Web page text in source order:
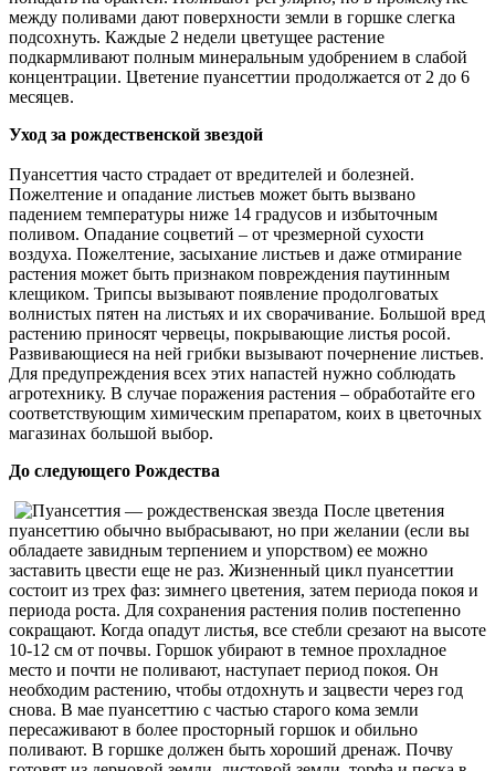
между поливами дают поверхности земли в горшке слегка
подсохнуть. Каждые 2 недели цветущее растение
подкармливают полным минеральным удобрением в слабой
концентрации. Цветение пуансеттии продолжается от 2 до 6
месяцев.
Уход за рождественской звездой
Пуансеттия часто страдает от вредителей и болезней.
Пожелтение и опадание листьев может быть вызвано
падением температуры ниже 14 градусов и избыточным
поливом. Опадание соцветий – от чрезмерной сухости
воздуха. Пожелтение, засыхание листьев и даже отмирание
растения может быть признаком повреждения паутинным
клещиком. Трипсы вызывают появление продолговатых
волнистых пятен на листьях и их сворачивание. Большой вред
растению приносят червецы, покрывающие листья росой.
Развивающиеся на ней грибки вызывают почернение листьев.
Для предупреждения всех этих напастей нужно соблюдать
агротехнику. В случае поражения растения – обработайте его
соответствующим химическим препаратом, коих в цветочных
магазинах большой выбор.
До следующего Рождества
После цветения
пуансеттию обычно выбрасывают, но при желании (если вы
обладаете завидным терпением и упорством) ее можно
заставить цвести еще не раз. Жизненный цикл пуансеттии
состоит из трех фаз: зимнего цветения, затем периода покоя и
периода роста. Для сохранения растения полив постепенно
сокращают. Когда опадут листья, все стебли срезают на высоте
10-12 см от почвы. Горшок убирают в темное прохладное
место и почти не поливают, наступает период покоя. Он
необходим растению, чтобы отдохнуть и зацвести через год
снова. В мае пуансеттию с частью старого кома земли
пересаживают в более просторный горшок и обильно
поливают. В горшке должен быть хороший дренаж. Почву